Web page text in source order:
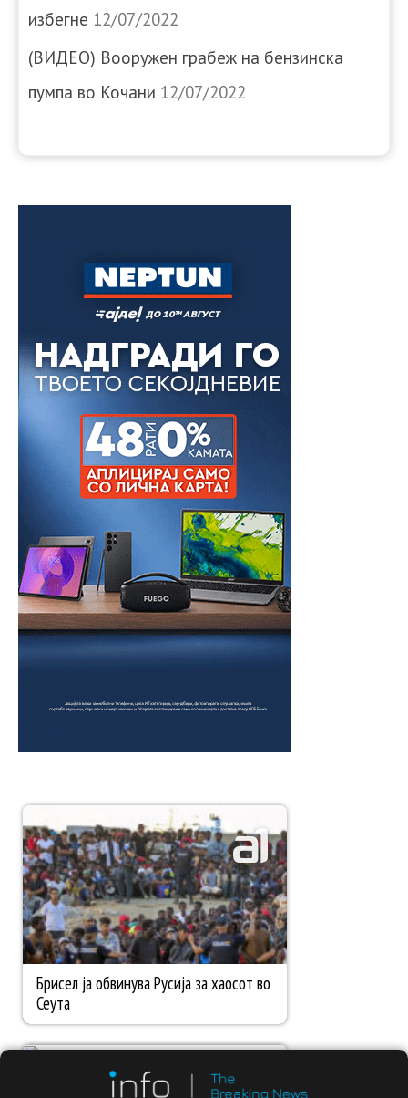
избегне 12/07/2022
(ВИДЕО) Вооружен грабеж на бензинска
пумпа во Кочани 12/07/2022